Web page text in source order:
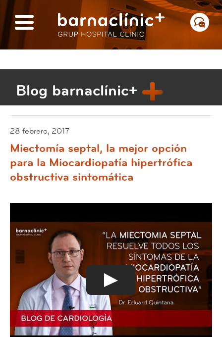
Blog barnaclínic+
28 febrero, 2017
Miectomía septal, la mejor opción
para la Miocardiopatía hipertrófica
obstructiva sintomática